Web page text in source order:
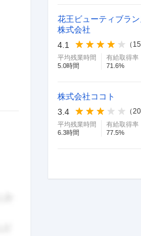
花王ビューティブラ
株式会社
4.1
（
平均残業時間
5.0時間
有給取得率
71.6%
株式会社ココト
3.4
（20
平均残業時間
6.3時間
有給取得率
77.5%